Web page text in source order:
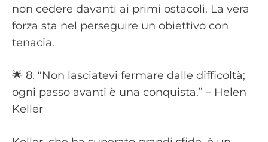
non cedere davanti ai primi ostacoli. La vera
forza sta nel perseguire un obiettivo con
tenacia.
🌟 8. “Non lasciatevi fermare dalle difficoltà;
ogni passo avanti è una conquista.” – Helen
Keller